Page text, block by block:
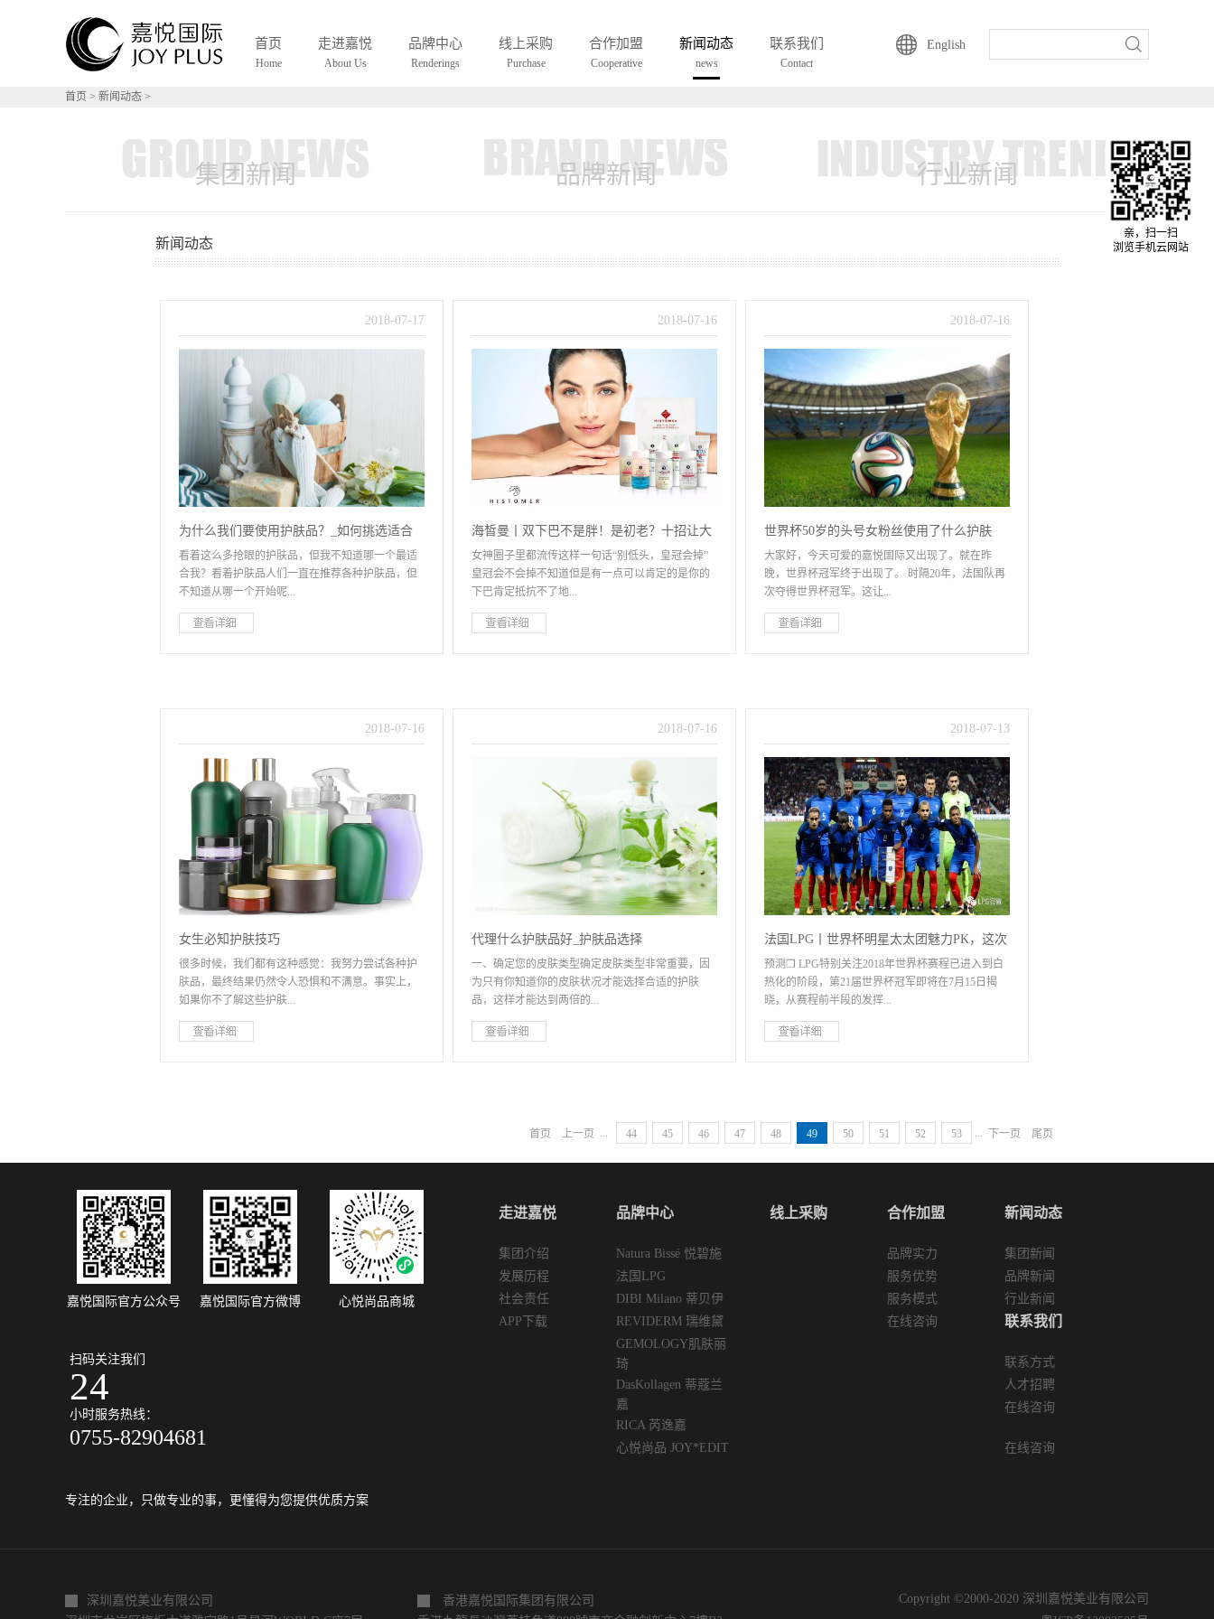
首页
Home
走进嘉悦
About Us
品牌中心
Renderings
线上采购
Purchase
合作加盟
Cooperative
新闻动态
news
联系我们
Contact
English
首页 > 新闻动态 >
集团新闻 品牌新闻 行业新闻
新闻动态
为什么我们要使用护肤品？_如何挑选适合
自己的护肤品
看着这么多抢眼的护肤品，但我不知道哪一个最适
合我？看着护肤品人们一直在推荐各种护肤品，但
不知道从哪一个开始呢...
肤质量一般为油性、中性、干燥、混合、 5种灵敏
孔粗大，油脂分泌旺盛，洗完脸后不要太久，脸上
满是粉刺，爱痘痘2.皮肤干燥：毛孔比较小，干燥
紧绷，有时脱皮，细纹会更明显3.中性皮肤：这是
最好的皮肤状况，没有油，没有痤疮，没有过敏4.
结合皮肤：油和水不平衡，面部T区喜欢油，但脸颊
非常干燥5.敏感性皮肤：角质层薄，容易发红，过
敏因此，对于5种皮肤类型，每种皮肤类型的护肤焦
点是不同的：1.油性皮肤：控油、痘痘，保持水油
平衡，锁水，还有毛孔2.干性皮肤：保湿，滋养，
抵抗细纹3.中性皮肤：每日补充水分4.结合肌肤：调
面部5.敏感肌肤：选择非过敏性护肤品进行日常保
养，并开始改善过敏性皮肤，增强皮肤抵抗力。根
据皮肤类型，你可以判断你需要的护肤品类型，比
如我想抵抗粉刺，或者我。为了强效保湿，我想要
深层滋润，等...二、选择护肤品和选择护肤品也是
2018-07- 17
海皙曼丨双下巴不是胖！是初老？十招让大
脸猫秒变小V脸！(纯干货)
女神圈子里都流传这样一句话“别低头，皇冠会掉”
皇冠会不会掉不知道但是有一点可以肯定的是你的
下巴肯定抵抗不了地...
动作配合海皙曼紧致V脸套组让我们一起来对抗双
2018-07- 16
世界杯50岁的头号女粉丝使用了什么护肤
品？
大家好，今天可爱的嘉悦国际又出现了。就在昨
晚，世界杯冠军终于出现了。 时隔20年，法国队再
次夺得世界杯冠军。这让...
忘怀。但我想说的是我关注的焦点当然是女粉丝。
看看这些女粉丝是如此美丽。这不禁让小编很好
奇，喜欢看球的仙女很漂亮，对人很生气。在大女
粉丝中，最受关注的是克罗地亚头号女粉丝——女
总统柯林达·格拉巴尔 - 基塔罗维奇，他一直在观众
中跟随克罗地亚队的比赛。在观众席上又蹦又跳，
为克罗地亚球员们欢呼加油。可以说它是别人家的
总统。关键是总统已经50岁了。在镜头上，皮肤非
常好。我这不是夸张说这是我见过最美丽的女总
统。毕竟在嘉悦国际的印象中，总统是什么样的？
嗯...大家用脑子想想就知道了。这让我情不自禁的
想问问。我很好奇。来自欧洲的女总统使用什么样
漂亮。各位是不是也很好奇，贴心的嘉悦国际回去
做了很多功课，向你推荐几款来自欧洲的护肤品
牌，不看你会后悔这个系列。众所周知，如果你想
拥有与美容总统一样完美无瑕的皮肤，当然可以看
一看，来自西班牙的NaturaBissé悦碧施、法国的时
2018-07- 16
女生必知护肤技巧
很多时候，我们都有这种感觉：我努力尝试各种护
肤品，最终结果仍然令人恐惧和不满意。事实上，
如果你不了解这些护肤...
了皮肤的负担，甚至破坏了皮肤屏障功能，引起新
清洁、保湿、皮肤护理的基础上，在斑点皮肤上涂
抹祛斑霜，在痘痘的皮肤上涂抹上祛痘痘霜，不建
议涂抹整个脸部。皮肤不需要深层清洁只要我们记
得每天洗脸，定期洗澡，皮肤就会干净。对于有问
题的皮肤，如脸上的油，或容易痤疮，你可以通过
鸡皮肤、，建议定期去角质，使皮肤更加细腻。如
身有问题的人，如痤疮或过敏，此时再使用面膜的
2018-07- 16
代理什么护肤品好_护肤品选择
一、确定您的皮肤类型确定皮肤类型非常重要，因
为只有你知道你的皮肤状况才能选择合适的护肤
品，这样才能达到两倍的...
弹性。皮肤薄而温和，对外界刺激不敏感，皮肤没
有瑕疵。中性皮肤在青春期前的男孩和女孩（14岁
以前的皮肤）中更常见。2.皮肤干燥：皮肤白皙，
射后容易发红和脱屑。它太冷，冬天很容易干。它
毛孔粗大，皮肤油腻，皮肤较深，质地较粗糙。对
外界刺激不敏感，不容易出现长斑，不容易出现皱
纹，但容易出现粉刺，痤疮。4.混合性皮肤：一种
同时具有两种或多种皮肤特征的皮肤。 （更混合的
皮肤）二、根据自身经济条件定位护肤品牌选择护
肤品，并在您可以接受的价格范围内找到合适的护
肤品。会有很多品牌，每个品牌都会有不同肤质的
护肤品，而且会有很多系列。皮肤的状态不是恒定
的，它会随着气候的变化而变化，因此在选择护肤
品时，应该选择目前的皮肤状况。三、皮肤较年
轻，可以选择基础护肤品（主要是保湿保护）年轻
的皮肤富含胶原蛋白、完整，活跃的细胞，高修复
2018-07- 16
法国LPG丨世界杯明星太太团魅力PK，这次
法国队还有冠军相吗？
预测❒ LPG特别关注2018年世界杯赛程已进入到白
热化的阶段，第21届世界杯冠军即将在7月15日揭
晓，从赛程前半段的发挥...
WORLD FOOTBALL CUP法国队太太团一直以来都
是法国队征战各大足球赛事的强力辅助，形成了法
国队与众不同的比赛传统，在许多国家队纷纷禁止
比赛，无论是赛场上浴血奋战的足球明星，还是看
似乎应验了中国的一句古话，自古英雄总能抱得美
人归，与英雄相伴的多是美人，本届法国队太太团
也是如此，名模、演员、主持人等等，一个比一个
娇美动人，人均颜值也绝对是冠军水平。法国铁中
卫拉斐尔-瓦拉内和他的老婆卡梅莉本次世界杯太太
2018-07- 13
首页 上一页 ... 44 45 46 47 48 49 50 51 52 53 ... 下一页 尾页
嘉悦国际官方公众号 嘉悦国际官方微博 心悦尚品商城
扫码关注我们
24
小时服务热线：
0755-82904681
专注的企业，只做专业的事，更懂得为您提供优质方案
走进嘉悦
集团介绍
发展历程
社会责任
APP下载
品牌中心
Natura Bissé 悦碧施
法国LPG
DIBI Milano 蒂贝伊
REVIDERM 瑞维黛
GEMOLOGY肌肤丽
琦
DasKollagen 蒂蔻兰
嘉
RICA 芮逸嘉
心悦尚品 JOY*EDIT
线上采购 合作加盟
品牌实力
服务优势
服务模式
在线咨询
新闻动态
集团新闻
品牌新闻
行业新闻
联系我们
联系方式
人才招聘
在线咨询
在线咨询
深圳嘉悦美业有限公司
香港嘉悦国际集团有限公司
Copyright ©2000-2020 深圳嘉悦美业有限公司
亲，扫一扫
浏览手机云网站